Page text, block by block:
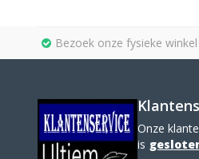
Bezoek onze fysieke
Onze
is